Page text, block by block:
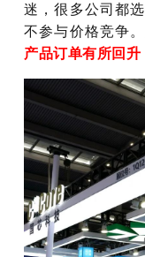
迷，很多公司都
不参与价格竞争
产品订单有所回